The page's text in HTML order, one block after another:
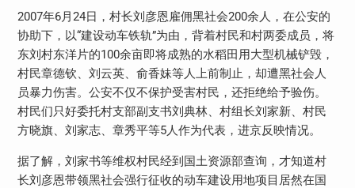
2007年6月24日，村长刘彦恩雇佣黑社会200余人，在公安的
协助下，以“建设动车铁轨”为由，背着村民和村两委成员，将
东刘村东洋片的100余亩即将成熟的水稻田用大型机械铲毁，
村民章德钦、刘云英、俞香妹等人上前制止，却遭黑社会人
员暴力伤害。公安不仅不保护受害村民，还拒绝给予验伤。
村民们只好委托村支部副支书刘典林、村组长刘家新、村民
方晓旗、刘家志、章秀平等5人作为代表，进京反映情况。
据了解，刘家书等维权村民经到国土资源部查询，才知道村
长刘彦恩带领黑社会强行征收的动车建设用地项目居然在国